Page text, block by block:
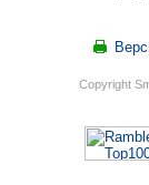
Copyright